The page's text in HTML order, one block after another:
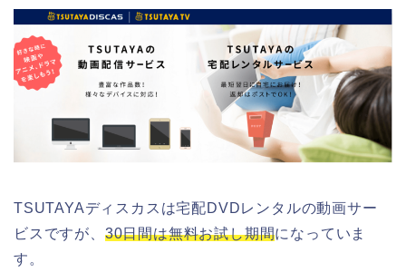
TSUTAYAディスカスは宅配DVDレンタルの動画サー
ビスですが、 30日間は無料お試し期間になっていま
す。